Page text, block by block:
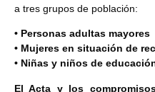
a tres grupos de población:
• Personas adultas mayores
• Mujeres en situación de
• Niñas y niños de
El Acta y los